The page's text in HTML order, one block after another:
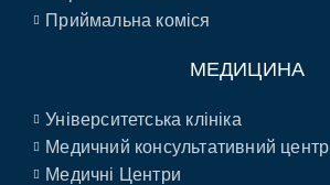
Приймальна коміся
МЕДИЦИНА
Університетська клініка
Медичний консультативний центр
Медичні Центри